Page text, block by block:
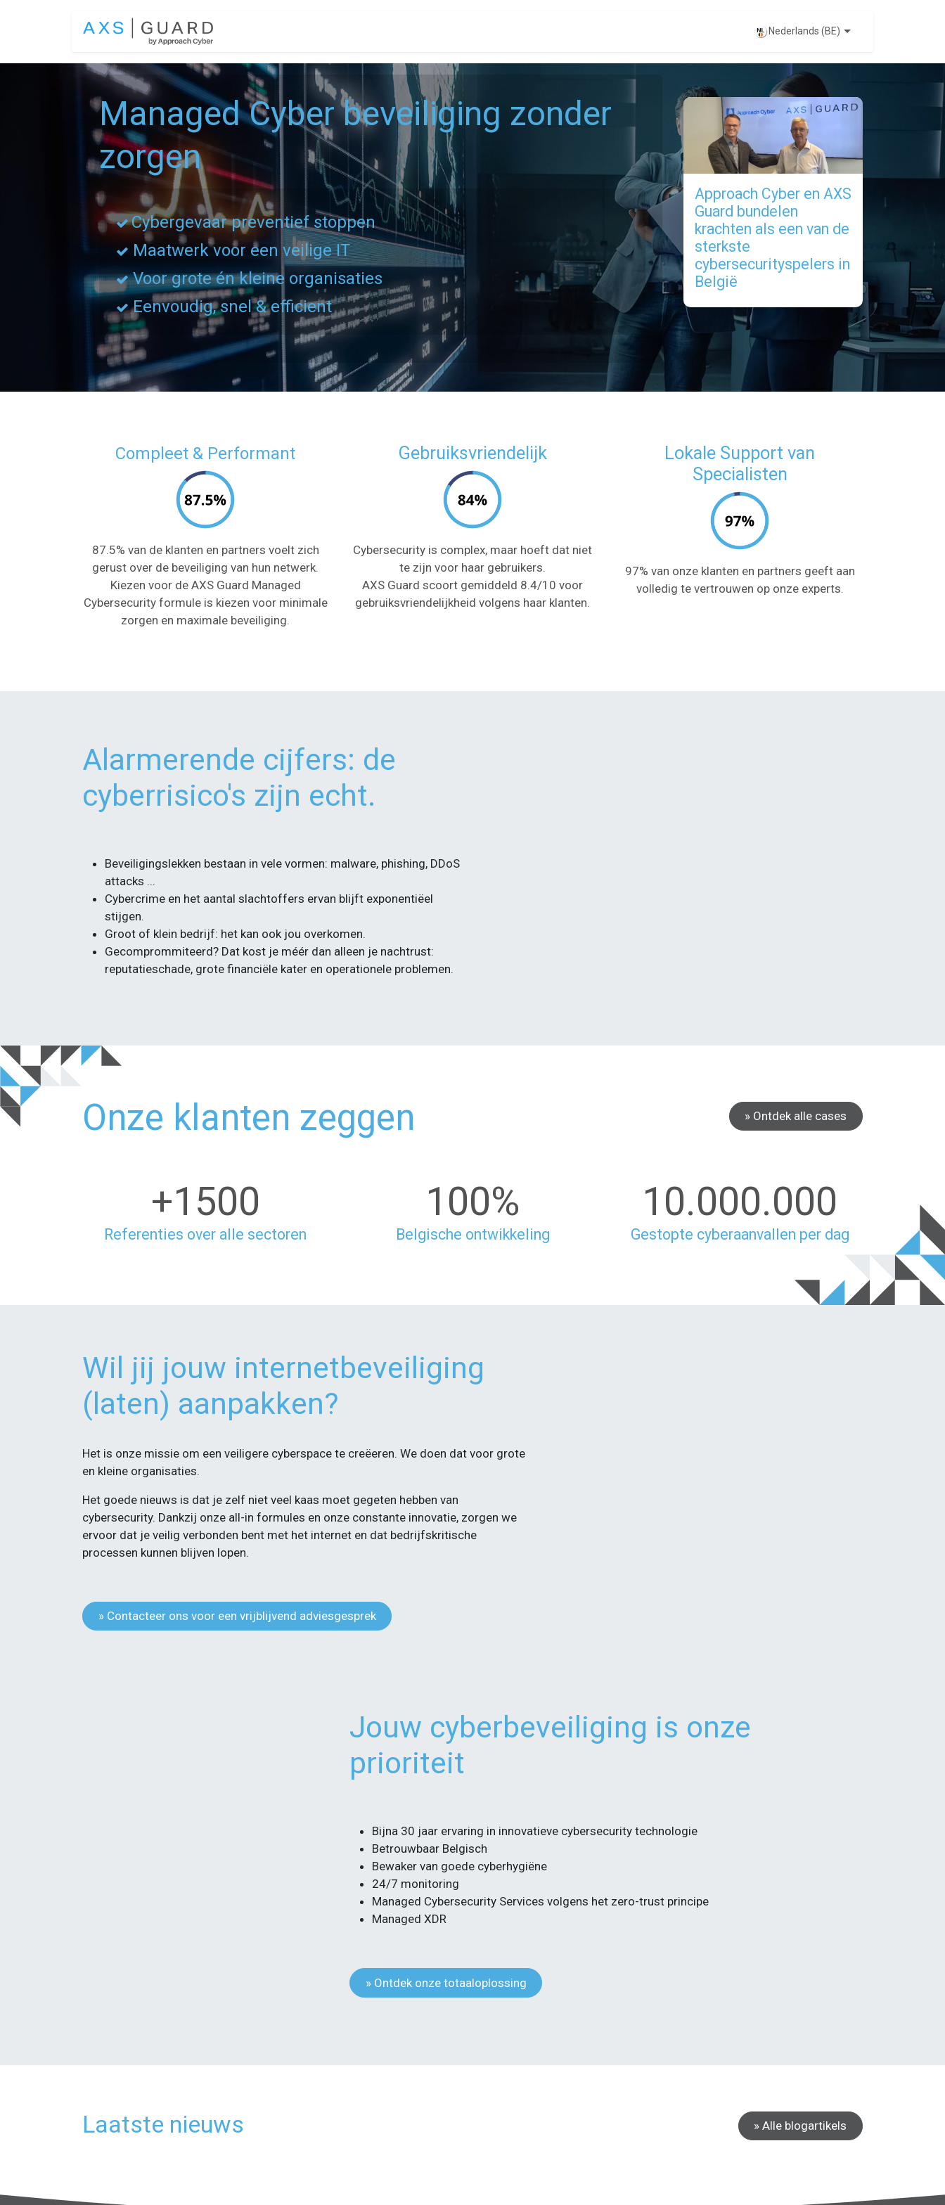
Nederlands (BE)
Managed Cyber beveiliging zonder
zorgen
Cybergevaar preventief stoppen
Maatwerk voor een veilige IT
Voor grote én kleine organisaties
Eenvoudig, snel & efficient
Approach Cyber en AXS
Guard bundelen
krachten als een van de
sterkste
cybersecurityspelers in
België
Compleet & Performant
87.5% van de klanten en partners voelt zich
gerust over de beveiliging van hun netwerk.
Kiezen voor de AXS Guard Managed
Cybersecurity formule is kiezen voor minimale
zorgen en maximale beveiliging.
Gebruiksvriendelijk
Cybersecurity is complex, maar hoeft dat niet
te zijn voor haar gebruikers.
AXS Guard scoort gemiddeld 8.4/10 voor
gebruiksvriendelijkheid volgens haar klanten.
Lokale Support van
Specialisten
97% van onze klanten en partners geeft aan
volledig te vertrouwen op onze experts.
Alarmerende cijfers: de
cyberrisico's zijn echt.
Beveiligingslekken bestaan in vele vormen: malware, phishing, DDoS
attacks ...
Cybercrime en het aantal slachtoffers ervan blijft exponentiëel
stijgen.
Groot of klein bedrijf: het kan ook jou overkomen.
Gecomprommiteerd? Dat kost je méér dan alleen je nachtrust:
reputatieschade, grote financiële kater en operationele problemen.
Onze klanten zeggen » Ontdek alle cases
+1500
Referenties over alle sectoren
100%
Belgische ontwikkeling
10.000.000
Gestopte cyberaanvallen per dag
Wil jij jouw internetbeveiliging
(laten) aanpakken?
Het is onze missie om een veiligere cyberspace te creëeren. We doen dat voor grote
en kleine organisaties.
Het goede nieuws is dat je zelf niet veel kaas moet gegeten hebben van
cybersecurity. Dankzij onze all-in formules en onze constante innovatie, zorgen we
ervoor dat je veilig verbonden bent met het internet en dat bedrijfskritische
processen kunnen blijven lopen.
» Contacteer ons voor een vrijblijvend adviesgesprek
Jouw cyberbeveiliging is onze
prioriteit
Bijna 30 jaar ervaring in innovatieve cybersecurity technologie
Betrouwbaar Belgisch
Bewaker van goede cyberhygiëne
24/7 monitoring
Managed Cybersecurity Services volgens het zero-trust principe
Managed XDR
» Ontdek onze totaaloplossing
Laatste nieuws » Alle blogartikels